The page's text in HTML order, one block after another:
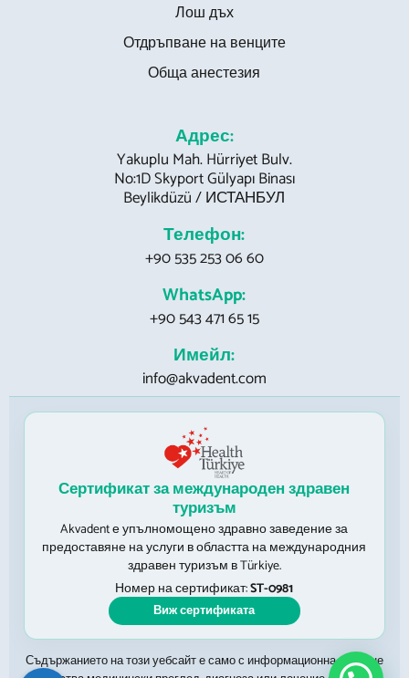
Лош дъх
Отдръпване на венците
Обща анестезия
Адрес:
Yakuplu Mah. Hürriyet Bulv.
No:1D Skyport Gülyapı Binası
Beylikdüzü / ИСТАНБУЛ
Телефон:
+90 535 253 06 60
WhatsApp:
+90 543 471 65 15
Имейл:
info@akvadent.com
Сертификат за международен здравен
туризъм
Akvadent е упълномощено здравно заведение за
предоставяне на услуги в областта на международния
здравен туризъм в Türkiye.
Номер на сертификат:ST-0981
Виж сертификата
Съдържанието на този уебсайт е само с информационна цел и не